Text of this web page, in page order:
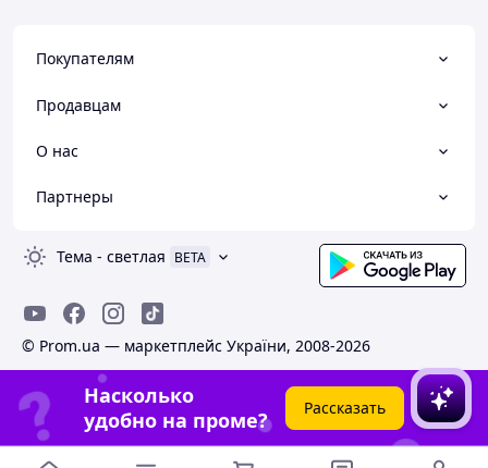
Покупателям
Продавцам
О нас
Партнеры
Тема - светлая BETA
© Prom.ua — маркетплейс України, 2008-2026
Насколько
удобно на проме?
Рассказать